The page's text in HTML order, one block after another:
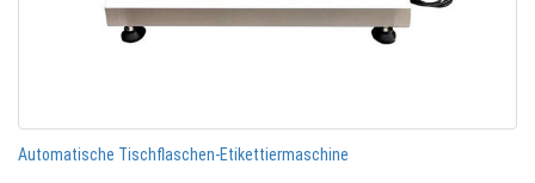
Automatische Tischflaschen-Etikettiermaschine